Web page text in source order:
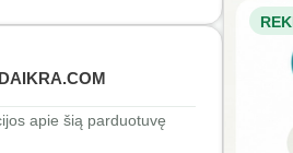
apie šią parduotuvę